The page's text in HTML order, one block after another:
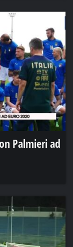
Palmieri ad